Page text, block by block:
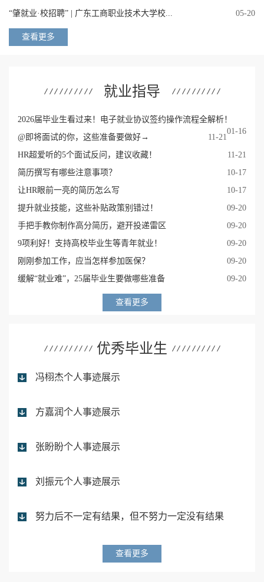
“肇就业·校招聘” | 广东工商职业技术大学校... 05-20
查看更多
就业指导
2026届毕业生看过来！电子就业协议签约操作流程全解析！
01-16
@即将面试的你，这些准备要做好→
11-21
HR超爱听的5个面试反问，建议收藏！
11-21
简历撰写有哪些注意事项？
10-17
让HR眼前一亮的简历怎么写
10-17
提升就业技能，这些补贴政策别错过！
09-20
手把手教你制作高分简历，避开投递雷区
09-20
9项利好！支持高校毕业生等青年就业！
09-20
刚刚参加工作，应当怎样参加医保？
09-20
缓解“就业难”，25届毕业生要做哪些准备
09-20
查看更多
优秀毕业生
冯栩杰个人事迹展示
方嘉润个人事迹展示
张盼盼个人事迹展示
刘振元个人事迹展示
努力后不一定有结果，但不努力一定没有结果
查看更多